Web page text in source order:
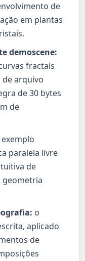
de
em plantas
demoscene:
fractais
de arquivo
de 30 bytes
de
exemplo
paralela livre
de
geometria
o
aplicado
de